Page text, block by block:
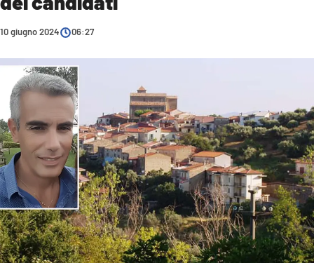
ECONOMIA E LAVORO
SANITÀ
SPORT
CULTURA
AMBIENTE
Streaming
LAC TV
LAC NETWORK
10 giugno 2024 06:27